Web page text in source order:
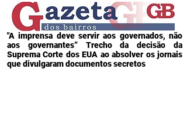
"A imprensa deve servir aos governados, não
aos governantes” Trecho da decisão da
Suprema Corte dos EUA ao absolver os jornais
que divulgaram documentos secretos